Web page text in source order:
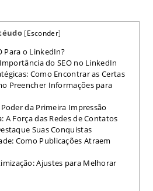
[Esconder]
Para o LinkedIn?
do SEO no LinkedIn
Como Encontrar as Certas
Preencher Informações para
da Primeira Impressão
A Força das Redes de Contatos
Suas Conquistas
Como Publicações Atraem
Ajustes para Melhorar